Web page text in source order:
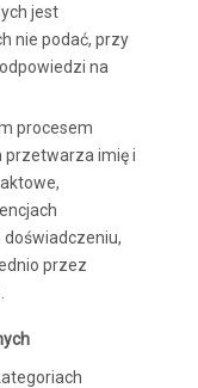
jest
nie podać, przy
na
procesem
przetwarza imię i
przez